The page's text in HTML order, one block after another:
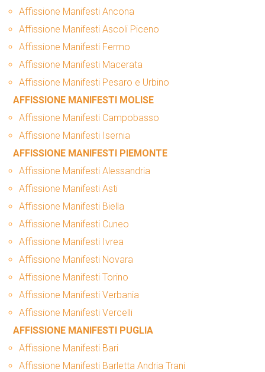
Affissione Manifesti Ancona
Affissione Manifesti Ascoli Piceno
Affissione Manifesti Fermo
Affissione Manifesti Macerata
Affissione Manifesti Pesaro e Urbino
AFFISSIONE MANIFESTI MOLISE
Affissione Manifesti Campobasso
Affissione Manifesti Isernia
AFFISSIONE MANIFESTI PIEMONTE
Affissione Manifesti Alessandria
Affissione Manifesti Asti
Affissione Manifesti Biella
Affissione Manifesti Cuneo
Affissione Manifesti Ivrea
Affissione Manifesti Novara
Affissione Manifesti Torino
Affissione Manifesti Verbania
Affissione Manifesti Vercelli
AFFISSIONE MANIFESTI PUGLIA
Affissione Manifesti Bari
Affissione Manifesti Barletta Andria Trani